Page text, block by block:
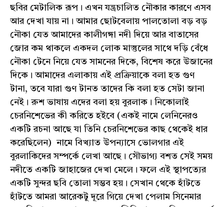
ছবির মেটালিক রূপ। এখন যন্ত্রচালিত নৌকার কারণে এসব
আর দেখা যায় না। আমার ছোটবেলায় পালতোলা বড় বড়
নৌকা যেত আমাদের কালীগঙ্গা নদী দিয়ে আর বাতাসের
জোর কম থাকলে একদল লোক মাস্তুলের সাথে দড়ি বেঁধে
নৌকা টেনে নিয়ে যেত সামনের দিকে, বিশেষ করে উজানের
দিকে। আমাদের এলাকায় এই প্রক্রিয়াকে বলা হত গুণ
টানা, তবে যারা গুণ টানত তাদের কি বলা হত সেটা জানা
নেই। রুশ ভাষায় এদের বলা হয় বুরলাক। নিকোলাই
চেরনিশেভের কী করিতে হইবে (একই নামে লেনিনেরও
একটি রচনা আছে যা তিনি চেরনিশেভের কাছ থেকেই ধার
করেছিলেন) নামে বিখ্যাত উপন্যাসে ভোলগার এই
বুরলাকিদের সম্পর্কে লেখা আছে। সৌভাগ্য বশত সেই সময়
নদীতে একটি জাহাজের দেখা মেলে। ফলে এই স্থাপত্যের
একটি সুন্দর ছবি তোলা সম্ভব হয়। সেখান থেকে হাঁটতে
হাঁটতে আমরা আরেকটু দূরে গিয়ে দেখা পেলাম সিনেমার